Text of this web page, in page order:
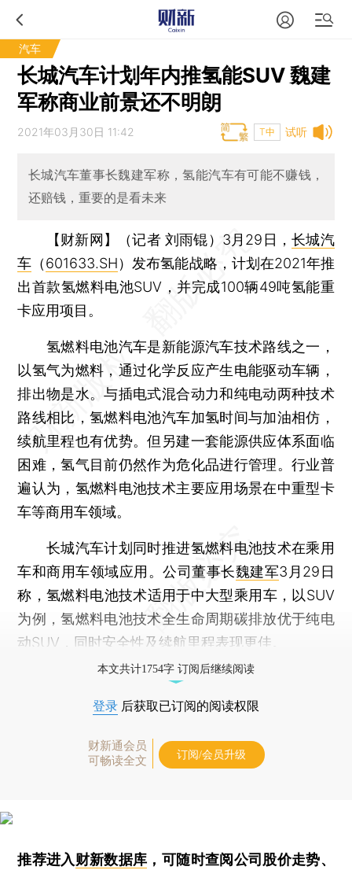
汽车
长城汽车计划年内推氢能SUV 魏建
军称商业前景还不明朗
试听
2021年03月30日 11:42 T中
长城汽车董事长魏建军称，氢能汽车有可能不赚钱，
还赔钱，重要的是看未来
【财新网】（记者 刘雨锟） 3月29日，长城汽
车 （601633.SH）发布氢能战略，计划在2021年推
出首款氢燃料电池SUV，并完成100辆49吨氢能重
卡应用项目。
氢燃料电池汽车是新能源汽车技术路线之一，
以氢气为燃料，通过化学反应产生电能驱动车辆，
排出物是水。与插电式混合动力和纯电动两种技术
路线相比，氢燃料电池汽车加氢时间与加油相仿，
续航里程也有优势。但另建一套能源供应体系面临
困难，氢气目前仍然作为危化品进行管理。行业普
遍认为，氢燃料电池技术主要应用场景在中重型卡
车等商用车领域。
长城汽车计划同时推进氢燃料电池技术在乘用
车和商用车领域应用。公司董事长魏建军3月29日
称，氢燃料电池技术适用于中大型乘用车，以SUV
为例，氢燃料电池技术全生命周期碳排放优于纯电
动SUV，同时安全性及续航里程表现更佳。
本文共计1754字 订阅后继续阅读
登录 后获取已订阅的阅读权限
财新通会员
可畅读全文
订阅/会员升级
推荐进入财新数据库 ，可随时查阅公司股价走势、